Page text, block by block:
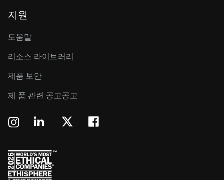
지원
도움말
리소스 라이브러리
제품 보안
제 품 관련 공고공고